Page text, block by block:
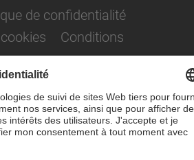
de confidentialité
Conditions